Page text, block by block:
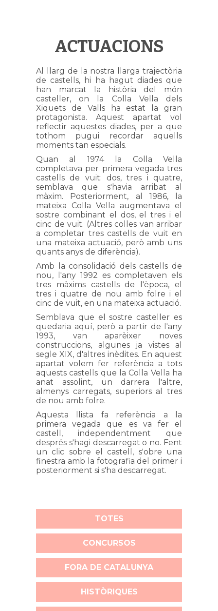
ACTUACIONS
Al llarg de la nostra llarga trajectòria
de castells, hi ha hagut diades que
han marcat la història del món
casteller, on la Colla Vella dels
Xiquets de Valls ha estat la gran
protagonista. Aquest apartat vol
reflectir aquestes diades, per a que
tothom pugui recordar aquells
moments tan especials.
Quan al 1974 la Colla Vella
completava per primera vegada tres
castells de vuit: dos, tres i quatre,
semblava que s'havia arribat al
màxim. Posteriorment, al 1986, la
mateixa Colla Vella augmentava el
sostre combinant el dos, el tres i el
cinc de vuit. (Altres colles van arribar
a completar tres castells de vuit en
una mateixa actuació, però amb uns
quants anys de diferència).
Amb la consolidació dels castells de
nou, l'any 1992 es completaven els
tres màxims castells de l'època, el
tres i quatre de nou amb folre i el
cinc de vuit, en una mateixa actuació.
Semblava que el sostre casteller es
quedaria aquí, però a partir de l'any
1993, van aparèixer noves
construccions, algunes ja vistes al
segle XIX, d'altres inèdites. En aquest
apartat volem fer referència a tots
aquests castells que la Colla Vella ha
anat assolint, un darrera l'altre,
almenys carregats, superiors al tres
de nou amb folre.
Aquesta llista fa referència a la
primera vegada que es va fer el
castell, independentment que
després s'hagi descarregat o no. Fent
un clic sobre el castell, s'obre una
finestra amb la fotografia del primer i
posteriorment si s'ha descarregat.
TOTES
CONCURSOS
FORA DE CATALUNYA
HISTÒRIQUES